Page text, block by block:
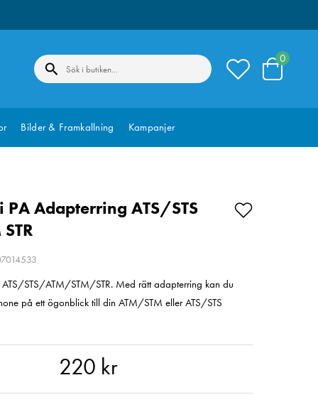
0
Bilder & Framkallning Kampanjer
PA Adapterring ATS/STS
STS/ATM/STM/STR. Med rätt adapterring kan du
på ett ögonblick till din ATM/STM eller ATS/STS
220 kr